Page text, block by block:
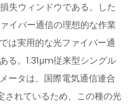
失ウィンドウである。した
イバー通信の理想的な作業
は実用的な光ファイバー通
る。1.31μm従来型シングル
ータは、国際電気通信連合
されているため、この種の光